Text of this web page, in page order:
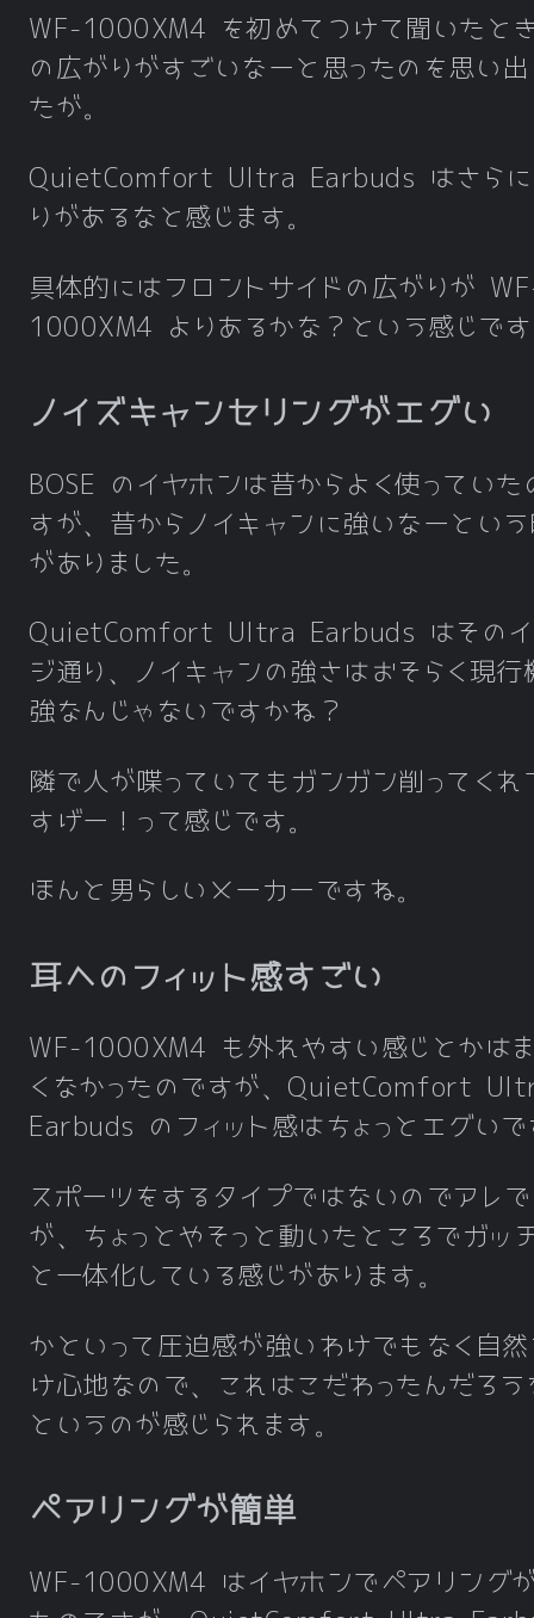
WF-1000XM4 を初めてつけて聞いたと
の広がりがすごいなーと思ったのを思い出
たが。
QuietComfort Ultra Earbuds はさらに
りがあるなと感じます。
具体的にはフロントサイドの広がりが
1000XM4 よりあるかな？という感じで
ノイズキャンセリングがエグい
BOSE のイヤホンは昔からよく使っていた
すが、昔からノイキャンに強いなーとい
がありました。
QuietComfort Ultra Earbuds はそのイ
ジ通り、ノイキャンの強さはおそらく現行
強なんじゃないですかね？
隣で人が喋っていてもガンガン削ってくれ
すげー！って感じです。
ほんと男らしいメーカーですね。
耳へのフィット感すごい
WF-1000XM4 も外れやすい感じとかは
くなかったのですが、QuietComfort
Earbuds のフィット感はちょっとエグい
スポーツをするタイプではないのでアレ
が、ちょっとやそっと動いたところでガッ
と一体化している感じがあります。
かといって圧迫感が強いわけでもなく自然
け心地なので、これはこだわったんだろう
というのが感じられます。
ペアリングが簡単
WF-1000XM4 はイヤホンでペアリング